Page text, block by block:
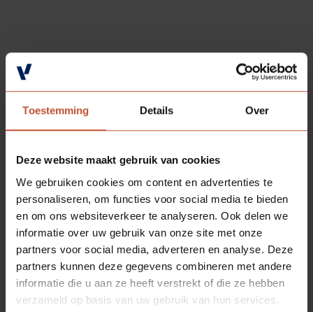
Toestemming Details Over
Deze website maakt gebruik van cookies
We gebruiken cookies om content en advertenties te
personaliseren, om functies voor social media te bieden
en om ons websiteverkeer te analyseren. Ook delen we
informatie over uw gebruik van onze site met onze
partners voor social media, adverteren en analyse. Deze
partners kunnen deze gegevens combineren met andere
informatie die u aan ze heeft verstrekt of die ze hebben
verzameld op basis van uw gebruik van hun services.